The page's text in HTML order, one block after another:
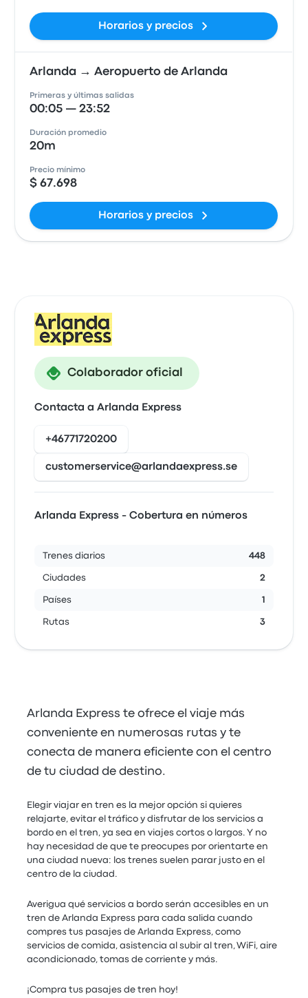
Horarios y precios
Arlanda → Aeropuerto de Arlanda
Primeras y últimas salidas
00:05 — 23:52
Duración promedio
20m
Precio mínimo
$ 67.698
Horarios y precios
Colaborador oficial
Contacta a Arlanda Express
+46771720200
customerservice@arlandaexpress.se
Arlanda Express - Cobertura en números
Trenes diarios 448
Ciudades 2
Países 1
Rutas 3
Arlanda Express te ofrece el viaje más
conveniente en numerosas rutas y te
conecta de manera eficiente con el centro
de tu ciudad de destino.
Elegir viajar en tren es la mejor opción si quieres
relajarte, evitar el tráfico y disfrutar de los servicios a
bordo en el tren, ya sea en viajes cortos o largos. Y no
hay necesidad de que te preocupes por orientarte en
una ciudad nueva: los trenes suelen parar justo en el
centro de la ciudad.
Averigua qué servicios a bordo serán accesibles en un
tren de Arlanda Express para cada salida cuando
compres tus pasajes de Arlanda Express, como
servicios de comida, asistencia al subir al tren, WiFi, aire
acondicionado, tomas de corriente y más.
¡Compra tus pasajes de tren hoy!